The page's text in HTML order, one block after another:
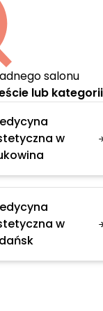
salonu
lub
w
w